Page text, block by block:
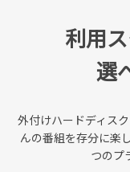
利用
選
外付けハードディス
んの番組を存分に楽
つのプ